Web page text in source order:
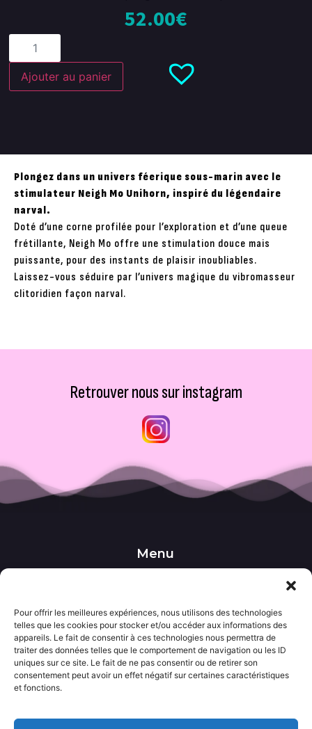
Pour offrir les meilleures expériences, nous utilisons des technologies
telles que les cookies pour stocker et/ou accéder aux informations des
appareils. Le fait de consentir à ces technologies nous permettra de
traiter des données telles que le comportement de navigation ou les ID
uniques sur ce site. Le fait de ne pas consentir ou de retirer son
consentement peut avoir un effet négatif sur certaines caractéristiques
et fonctions.
52.00€
Ajouter au panier
Plongez dans un univers féerique sous-marin avec le
stimulateur Neigh Mo Unihorn, inspiré du légendaire
narval.
Doté d’une corne profilée pour l’exploration et d’une queue
frétillante, Neigh Mo offre une stimulation douce mais
puissante, pour des instants de plaisir inoubliables.
Laissez-vous séduire par l’univers magique du vibromasseur
clitoridien façon narval.
Retrouver nous sur instagram
Menu
••• Accueil
••• Wishlist
••• Actualités
Informations